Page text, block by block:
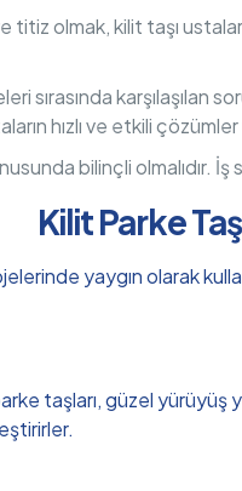
titiz olmak, kilit taşı
sırasında karşılaşılan
hızlı ve etkili
bilinçli olmalıdır.
Kilit Parke
yaygın olarak
taşları, güzel